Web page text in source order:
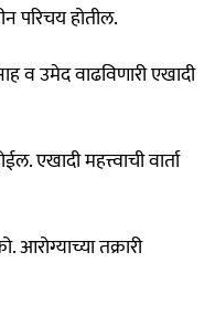
परिचय होतील.
व उमेद वाढविणारी एखादी
एखादी महत्त्वाची वार्ता
आरोग्याच्या तक्रारी